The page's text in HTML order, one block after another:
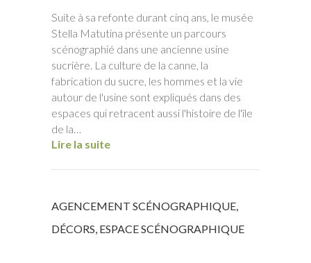
Suite à sa refonte durant cinq ans, le musée
Stella Matutina présente un parcours
scénographié dans une ancienne usine
sucrière. La culture de la canne, la
fabrication du sucre, les hommes et la vie
autour de l'usine sont expliqués dans des
espaces qui retracent aussi l'histoire de l'île
de la…
Lire la suite
AGENCEMENT SCÉNOGRAPHIQUE,
DÉCORS, ESPACE SCÉNOGRAPHIQUE